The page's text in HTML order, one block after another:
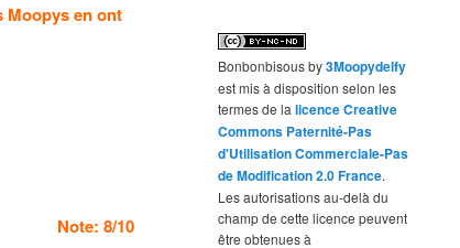
Moopys en ont
Note: 8/10
Bonbonbisousby3Moopydelfy
est mis à disposition selon les
termes de la licence Creative
Commons Paternité-Pas
d'Utilisation Commerciale-Pas
de Modification 2.0 France.
Les autorisations au-delà du
champ de cette licence peuvent
être obtenues à